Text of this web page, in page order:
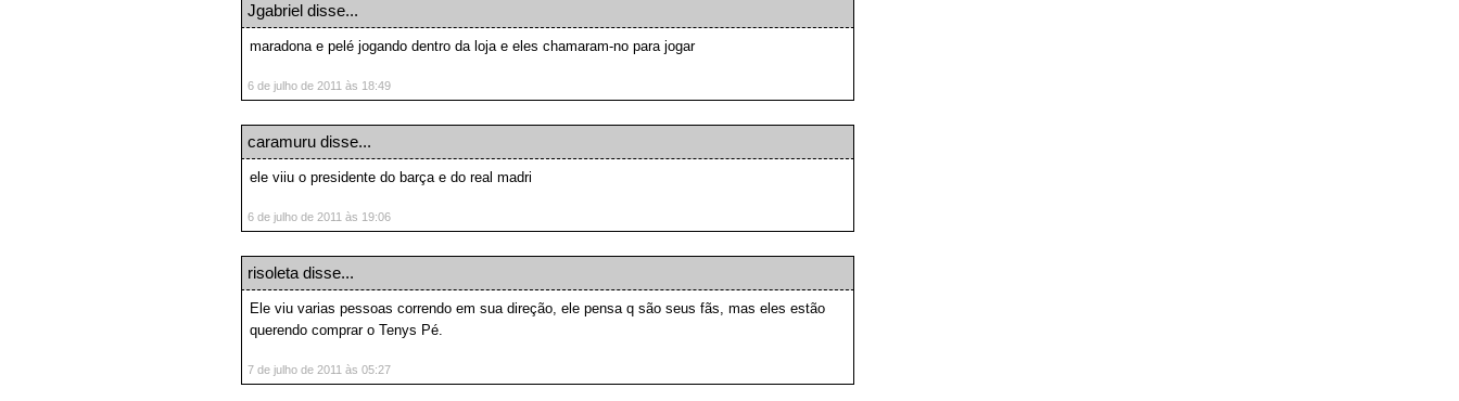
Jgabriel disse...
maradona e pelé jogando dentro da loja e eles chamaram-no para jogar
6 de julho de 2011 às 18:49
caramuru disse...
ele viiu o presidente do barça e do real madri
6 de julho de 2011 às 19:06
risoleta disse...
Ele viu varias pessoas correndo em sua direção, ele pensa q são seus fãs, mas eles estão
querendo comprar o Tenys Pé.
7 de julho de 2011 às 05:27